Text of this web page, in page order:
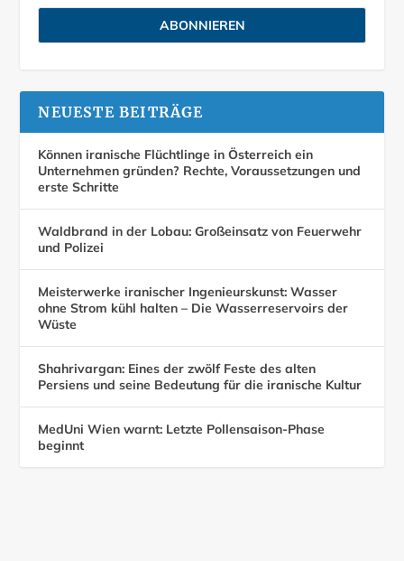
NEUESTE BEITRÄGE
Können iranische Flüchtlinge in Österreich ein
Unternehmen gründen? Rechte, Voraussetzungen und
erste Schritte
Waldbrand in der Lobau: Großeinsatz von Feuerwehr
und Polizei
Meisterwerke iranischer Ingenieurskunst: Wasser
ohne Strom kühl halten – Die Wasserreservoirs der
Wüste
Shahrivargan: Eines der zwölf Feste des alten
Persiens und seine Bedeutung für die iranische Kultur
MedUni Wien warnt: Letzte Pollensaison-Phase
beginnt